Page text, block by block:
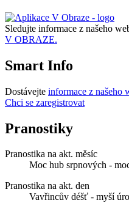
Sledujte informace z našeho
V OBRAZE.
Smart Info
Dostávejte informace z našeho
Chci se zaregistrovat
Pranostiky
Pranostika na akt. měsíc
Moc hub srpnových -
Pranostika na akt. den
Vavřincův déšť - myší